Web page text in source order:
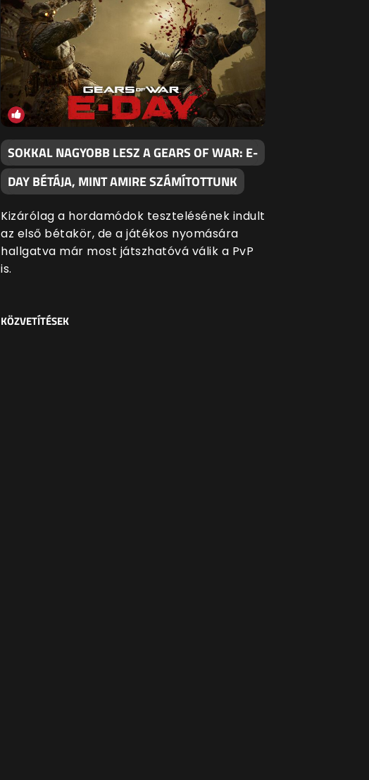
SOKKAL NAGYOBB LESZ A GEARS OF WAR: E-
DAY BÉTÁJA, MINT AMIRE SZÁMÍTOTTUNK
Kizárólag a hordamódok tesztelésének indult
az első bétakör, de a játékos nyomására
hallgatva már most játszhatóvá válik a PvP
is.
KÖZVETÍTÉSEK